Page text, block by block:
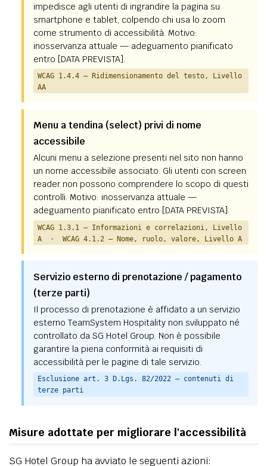
impedisce agli utenti di ingrandire la pagina su
smartphone e tablet, colpendo chi usa lo zoom
come strumento di accessibilità. Motivo:
inosservanza attuale — adeguamento pianificato
entro [DATA PREVISTA].
WCAG 1.4.4 — Ridimensionamento del testo, Livello
AA
Menu a tendina (select) privi di nome
accessibile
Alcuni menu a selezione presenti nel sito non hanno
un nome accessibile associato. Gli utenti con screen
reader non possono comprendere lo scopo di questi
controlli. Motivo: inosservanza attuale —
adeguamento pianificato entro [DATA PREVISTA].
WCAG 1.3.1 — Informazioni e correlazioni, Livello
A · WCAG 4.1.2 — Nome, ruolo, valore, Livello A
Servizio esterno di prenotazione / pagamento
(terze parti)
Il processo di prenotazione è affidato a un servizio
esterno TeamSystem Hospitality non sviluppato né
controllato da SG Hotel Group. Non è possibile
garantire la piena conformità ai requisiti di
accessibilità per le pagine di tale servizio.
Esclusione art. 3 D.Lgs. 82/2022 — contenuti di
terze parti
Misure adottate per migliorare l'accessibilità
SG Hotel Group ha avviato le seguenti azioni: